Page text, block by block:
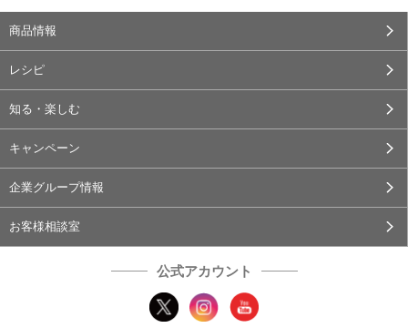
商品情報
レシピ
知る・楽しむ
キャンペーン
企業グループ情報
お客様相談室
公式アカウント